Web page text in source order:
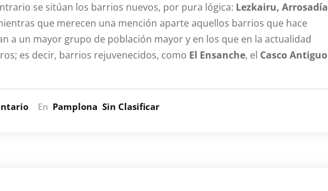
se sitúan los barrios nuevos, por pura lógica: Lezkairu, Arrosadía
que merecen una mención aparte aquellos barrios que hace
a un mayor grupo de población mayor y en los que en la actualidad
es decir, barrios rejuvenecidos, como El Ensanche, el Casco Antiguo
En Pamplona Sin Clasificar